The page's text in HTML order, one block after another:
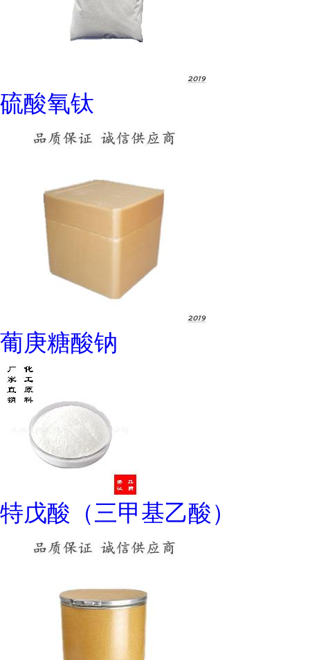
硫酸氧钛
葡庚糖酸钠
特戊酸（三甲基乙酸）